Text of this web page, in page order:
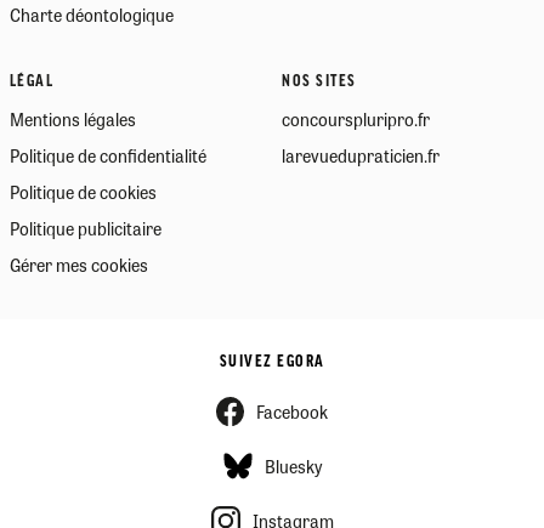
Charte déontologique
LÉGAL
Mentions légales
Politique de confidentialité
Politique de cookies
Politique publicitaire
Gérer mes cookies
NOS SITES
concourspluripro.fr
larevuedupraticien.fr
SUIVEZ EGORA
Facebook
Bluesky
Instagram